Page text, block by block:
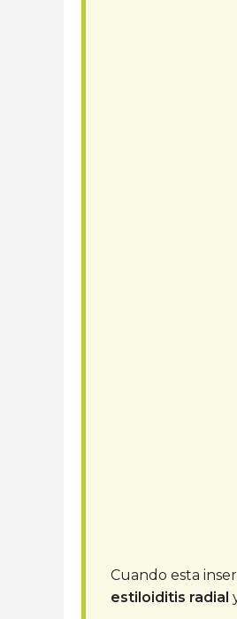
Cuando esta
estiloiditis radial